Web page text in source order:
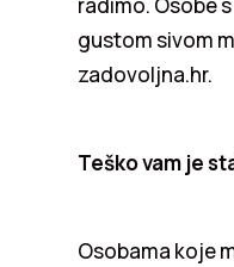
gustom sivom
zadovoljna.hr.
Teško vam je
Osobama koje